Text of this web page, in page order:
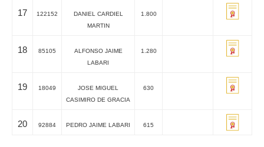
17 122152
DANIEL CARDIEL
MARTIN
1.800
18 85105
ALFONSO JAIME
LABARI
1.280
19 18049
JOSE MIGUEL
CASIMIRO DE GRACIA
630
20 92884 PEDRO JAIME LABARI 615